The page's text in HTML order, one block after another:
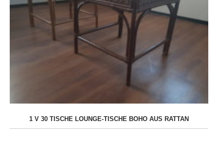
1 V 30 TISCHE LOUNGE-TISCHE BOHO AUS RATTAN